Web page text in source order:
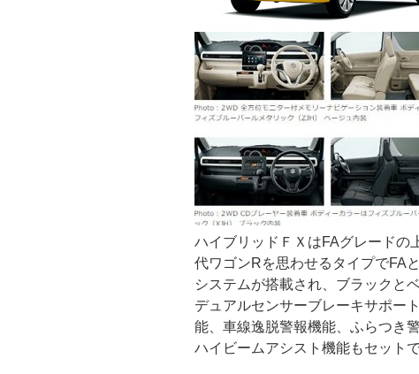
ハイブリッドＦＸはFAグレードの
代ワゴンRを思わせるタイプでFA
システムが搭載され、ブラックと
デュアルセンサーブレーキサポー
能、車線逸脱警報機能、ふらつき
ハイビームアシスト機能もセット